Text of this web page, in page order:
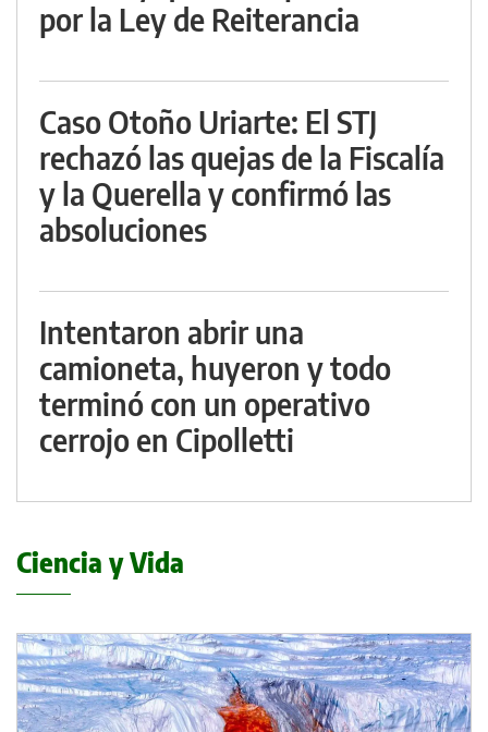
por la Ley de Reiterancia
Caso Otoño Uriarte: El STJ
rechazó las quejas de la Fiscalía
y la Querella y confirmó las
absoluciones
Intentaron abrir una
camioneta, huyeron y todo
terminó con un operativo
cerrojo en Cipolletti
Ciencia y Vida